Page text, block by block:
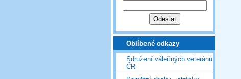
Oblíbené odkazy
Sdružení válečných veteránů
ČR